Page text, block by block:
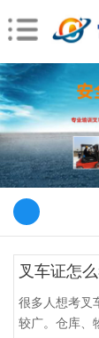
叉车证怎
很多人想考叉
较广。仓库、